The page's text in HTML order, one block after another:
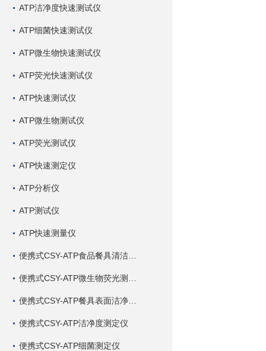
ATP洁净度快速测试仪
ATP细菌快速测试仪
ATP微生物快速测试仪
ATP荧光快速测试仪
ATP快速测试仪
ATP微生物测试仪
ATP荧光测试仪
ATP快速测定仪
ATP分析仪
ATP测试仪
ATP快速测量仪
便携式CSY-ATP洁净度测定仪
便携式CSY-ATP细菌测定仪